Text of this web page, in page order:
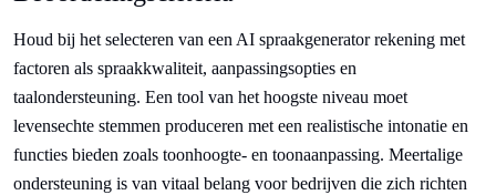
Houd bij het selecteren van een AI spraakgenerator rekening met
factoren als spraakkwaliteit, aanpassingsopties en
taalondersteuning. Een tool van het hoogste niveau moet
levensechte stemmen produceren met een realistische intonatie en
functies bieden zoals toonhoogte- en toonaanpassing. Meertalige
ondersteuning is van vitaal belang voor bedrijven die zich richten